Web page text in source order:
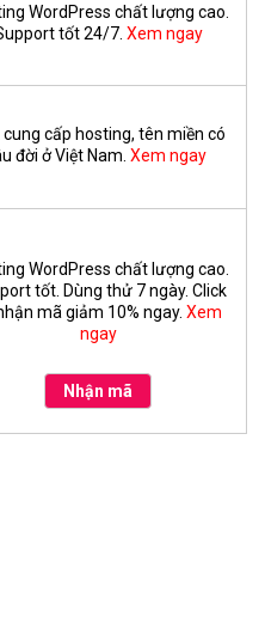
WordPress chất lượng cao.
tốt 24/7. Xem ngay
cung cấp hosting, tên miền có
đời ở Việt Nam. Xem ngay
WordPress chất lượng cao.
tốt. Dùng thử 7 ngày. Click
mã giảm 10% ngay. Xem
ngay
Nhận mã